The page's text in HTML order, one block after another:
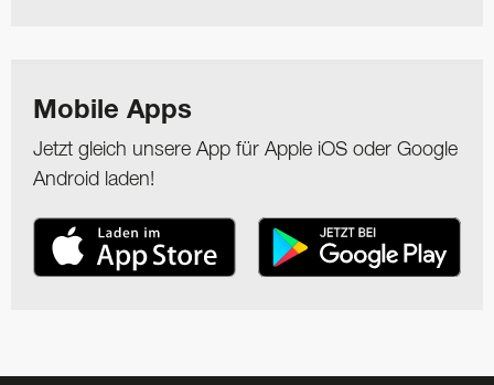
Mobile Apps
Jetzt gleich unsere App für Apple iOS oder Google
Android laden!